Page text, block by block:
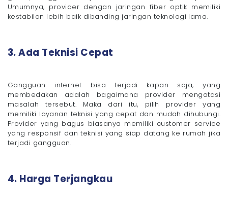
Umumnya, provider dengan jaringan fiber optik memiliki
kestabilan lebih baik dibanding jaringan teknologi lama.
3. Ada Teknisi Cepat
Gangguan internet bisa terjadi kapan saja, yang
membedakan adalah bagaimana provider mengatasi
masalah tersebut. Maka dari itu, pilih provider yang
memiliki layanan teknisi yang cepat dan mudah dihubungi.
Provider yang bagus biasanya memiliki customer service
yang responsif dan teknisi yang siap datang ke rumah jika
terjadi gangguan.
4. Harga Terjangkau